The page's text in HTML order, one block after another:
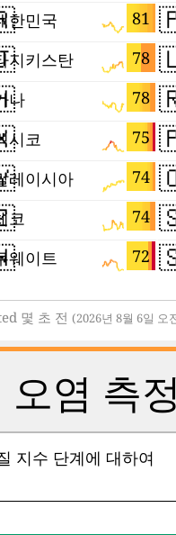
81
한민국
78
지키스탄
78
나
75
시코
74
레이시아
74
코
72
웨이트
몇 초 전 (2026년 8월 6일 오
염 측
지수 단계에 대하여